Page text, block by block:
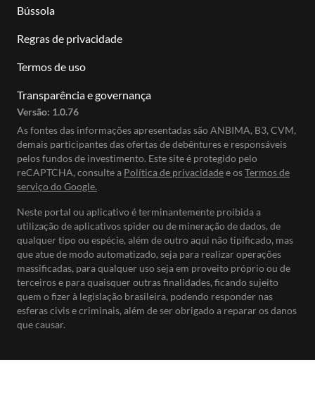
Bússola
Regras de privacidade
Termos de uso
Transparência e governança
Versão: 1.0.76
As fontes das informações apresentadas são ANBIMA, B3, CVM,
demais participantes das ofertas de debêntures e responsáveis
pelos fundos de investimento. Este site é protegido pelo
reCAPTCHA, consulte a Política de privacidadee osTermos de
serviço do Google.
Neste portal ou aplicativo é terminantemente proibida a
utilização de aplicativos spider ou de mineração de dados, de
qualquer tipo ou espécie, além de outro aqui não tipificado, mas
que atue de modo automatizado, seja para realizar operações
massificadas, para qualquer uso seja em proveito próprio ou de
terceiros e para quaisquer outras finalidades, ficando sujeito
quem o fizer à legislação brasileira, podendo responder nas
esferas civis e criminais, além de ser obrigado a reparar os danos
que causar.